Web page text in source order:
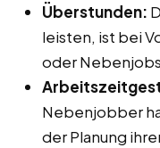
Überstunden:
leisten, ist bei
oder
Nebenjobber
der Planung